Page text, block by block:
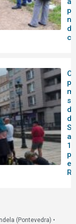
O
de
14
en
(Pontevedra) •